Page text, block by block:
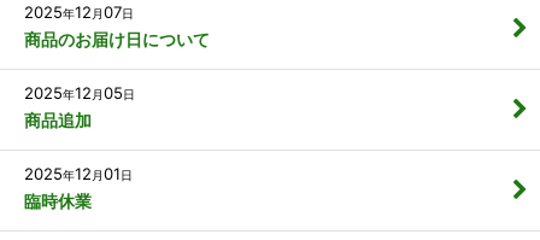
2025年12 月07日
商品のお届け日について
2025年12 月05日
商品追加
2025年12 月01日
臨時休業